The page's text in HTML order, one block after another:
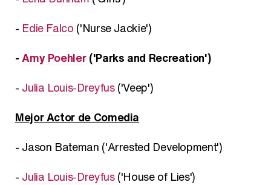
- Edie Falco ('Nurse Jackie')
-Amy Poehler('Parks and Recreation')
- Julia Louis-Dreyfus('Veep')
Mejor Actor de Comedia
- Jason Bateman ('Arrested Development')
- Julia Louis-Dreyfus('House of Lies')